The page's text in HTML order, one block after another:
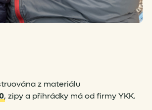
z materiálu
, zipy a přihrádky má od firmy YKK.